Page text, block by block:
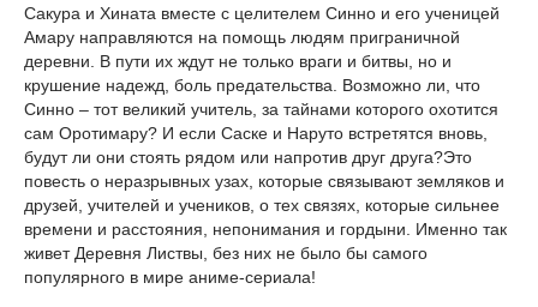
Сакура и Хината вместе с целителем Синно и его ученицей
Амару направляются на помощь людям приграничной
деревни. В пути их ждут не только враги и битвы, но и
крушение надежд, боль предательства. Возможно ли, что
Синно – тот великий учитель, за тайнами которого охотится
сам Оротимару? И если Саске и Наруто встретятся вновь,
будут ли они стоять рядом или напротив друг друга?Это
повесть о неразрывных узах, которые связывают земляков и
друзей, учителей и учеников, о тех связях, которые сильнее
времени и расстояния, непонимания и гордыни. Именно так
живет Деревня Листвы, без них не было бы самого
популярного в мире аниме-сериала!